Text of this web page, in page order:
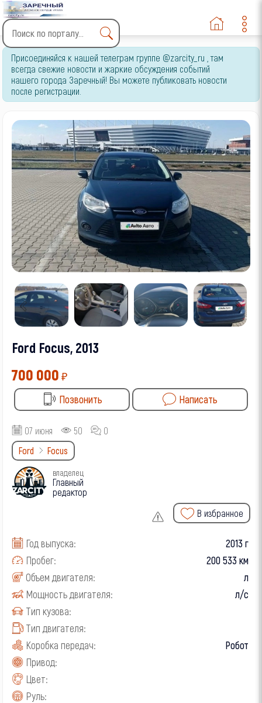
Type 2 or more characters
for results.
Присоединяйся к нашей телеграм группе @zarcity_ru , там
всегда свежие новости и жаркие обсуждения событий
нашего города Заречный! Вы можете публиковать новости
после регистрации.
Ford Focus, 2013
700 000 ₽
Позвонить
Написать
07 июня 50
0
Ford
Focus
владелец
Главный
редактор
В избранное
Год выпуска:
2013 г
Пробег:
200 533 км
Объем двигателя:
л
Мощность двигателя:
л/с
Тип кузова:
Тип двигателя:
Коробка передач:
Робот
Привод:
Цвет:
Руль: